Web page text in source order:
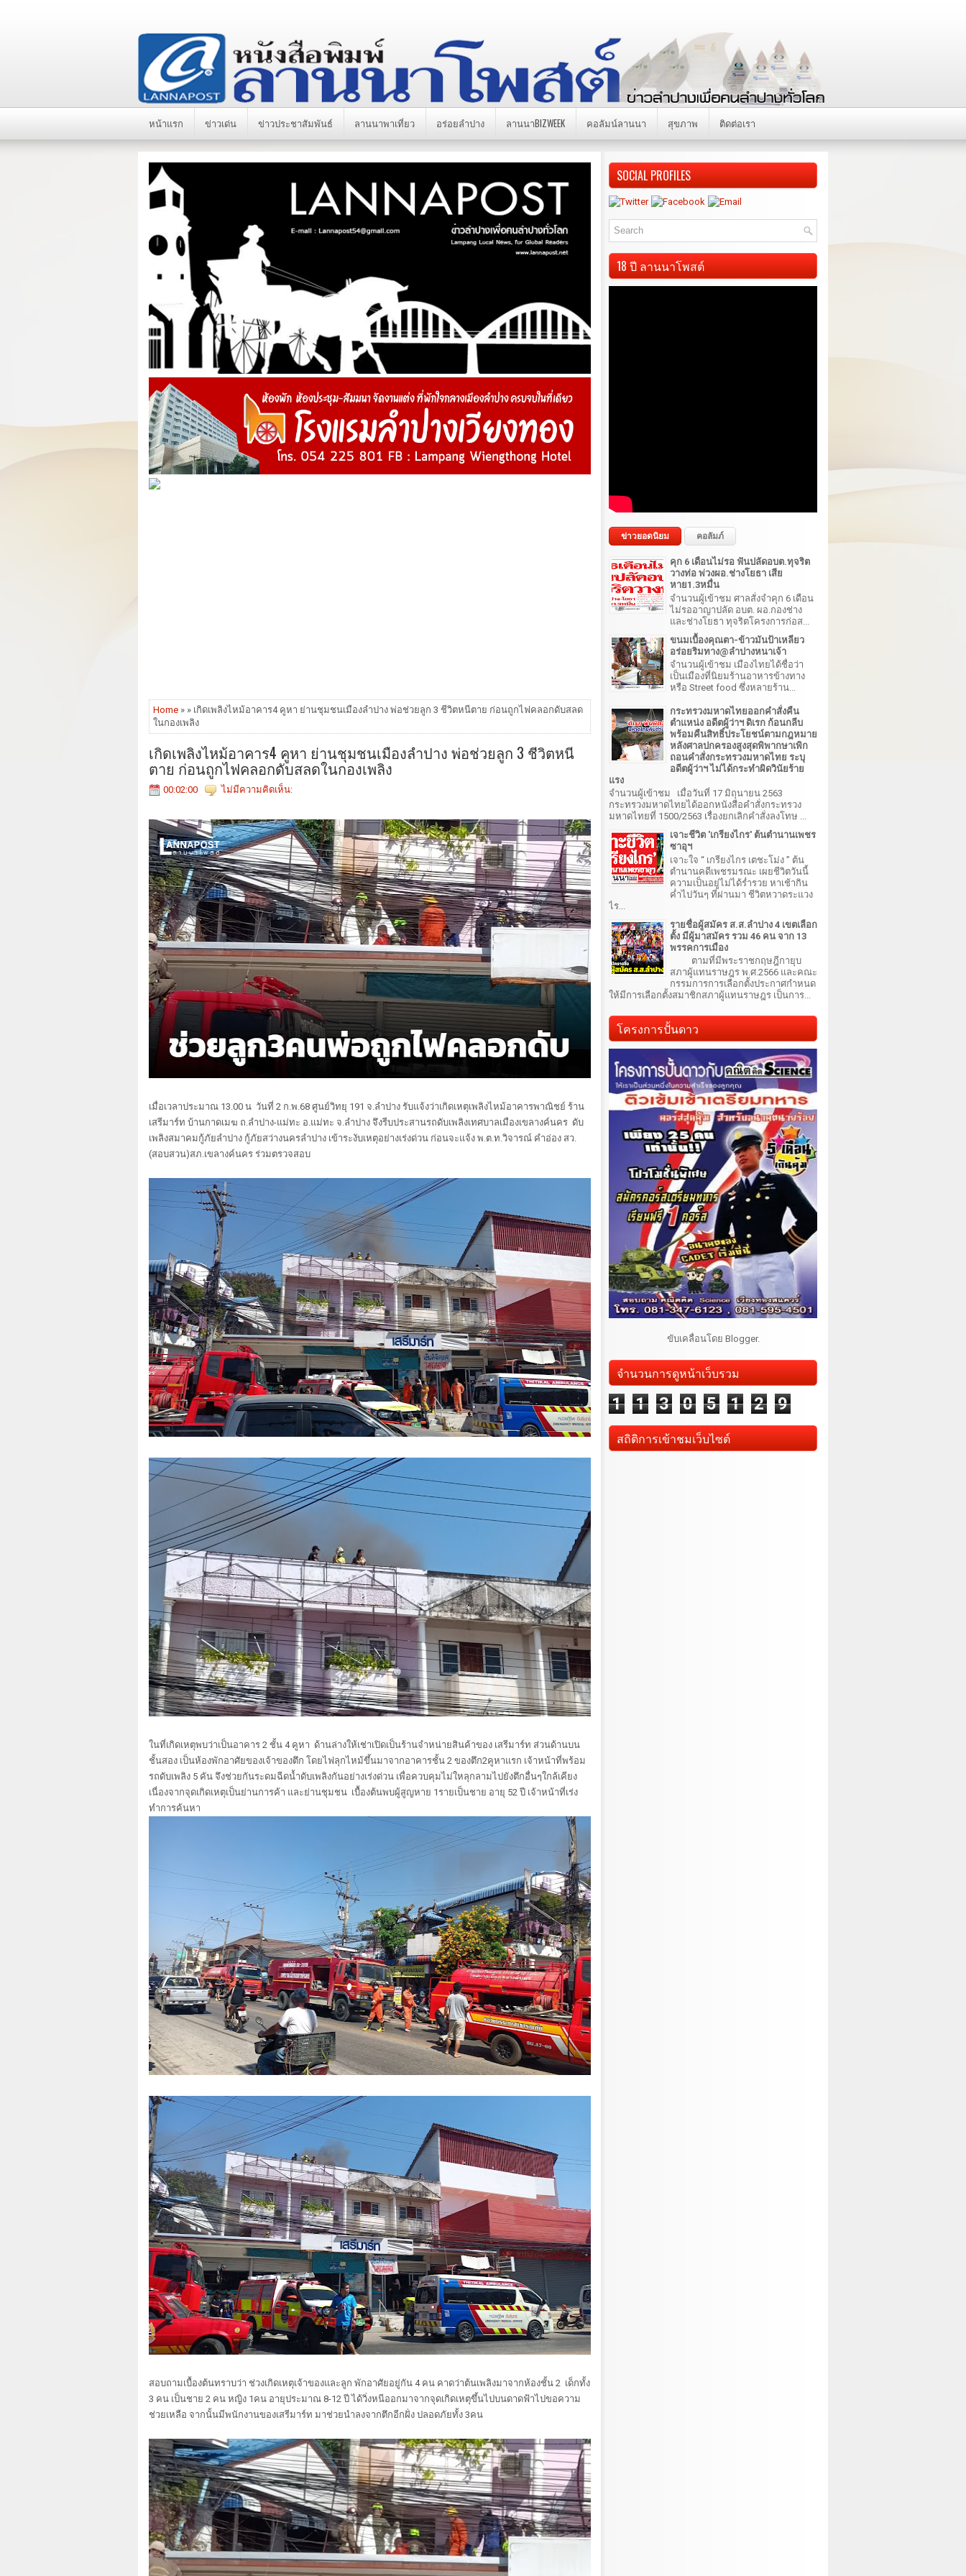
หน้าแรก ข่าวเด่น ข่าวประชาสัมพันธ์ ลานนาพาเที่ยว อร่อยลำปาง ลานนาBIZWEEK คอลัมน์ลานนา สุขภาพ ติดต่อเรา
Home » » เกิดเพลิงไหม้อาคาร4 คูหา ย่านชุมชนเมืองลำปาง พ่อช่วยลูก 3 ชีวิตหนีตาย ก่อนถูกไฟคลอกดับสลด
ในกองเพลิง
เกิดเพลิงไหม้อาคาร4 คูหา ย่านชุมชนเมืองลำปาง พ่อช่วยลูก 3 ชีวิตหนี
ตาย ก่อนถูกไฟคลอกดับสลดในกองเพลิง
00:02:00 ไม่มีความคิดเห็น:
เมื่อเวลาประมาณ 13.00 น วันที่ 2 ก.พ.68 ศูนย์วิทยุ 191 จ.ลำปาง รับแจ้งว่าเกิดเหตุเพลิงไหม้อาคารพาณิชย์ ร้าน
เสรีมาร์ท บ้านกาดเมฆ ถ.ลำปาง-แม่ทะ อ.แม่ทะ จ.ลำปาง จึงรีบประสานรถดับเพลิงเทศบาลเมืองเขลางค์นคร ดับ
เพลิงสมาคมกู้ภัยลำปาง กู้ภัยสว่างนครลำปาง เข้าระงับเหตุอย่างเร่งด่วน ก่อนจะแจ้ง พ.ต.ท.วิจารณ์ คำอ่อง สว.
(สอบสวน)สภ.เขลางค์นคร ร่วมตรวจสอบ
ในที่เกิดเหตุพบว่าเป็นอาคาร 2 ชั้น 4 คูหา ด้านล่างให้เช่าเปิดเป็นร้านจำหน่ายสินค้าของ เสรีมาร์ท ส่วนด้านบน
ชั้นสอง เป็นห้องพักอาศัยของเจ้าของตึก โดยไฟลุกไหม้ขึ้นมาจากอาคารชั้น 2 ของตึก2คูหาแรก เจ้าหน้าที่พร้อม
รถดับเพลิง 5 คัน จึงช่วยกันระดมฉีดน้ำดับเพลิงกันอย่างเร่งด่วน เพื่อควบคุมไม่ใหลุกลามไปยังตึกอื่นๆใกล้เคียง
เนื่องจากจุดเกิดเหตุเป็นย่านการค้า และย่านชุมชน เบื้องต้นพบผู้สูญหาย 1รายเป็นชาย อายุ 52 ปี เจ้าหน้าที่เร่ง
ทำการค้นหา
สอบถามเบื้องต้นทราบว่า ช่วงเกิดเหตุเจ้าของและลูก พักอาศัยอยู่กัน 4 คน คาดว่าต้นเพลิงมาจากห้องชั้น 2 เด็กทั้ง
3 คน เป็นชาย 2 คน หญิง 1คน อายุประมาณ 8-12 ปี ได้วิ่งหนีออกมาจากจุดเกิดเหตุขึ้นไปบนดาดฟ้าไปขอความ
ช่วยเหลือ จากนั้นมีพนักงานของเสรีมาร์ท มาช่วยนำลงจากตึกอีกฝั่ง ปลอดภัยทั้ง 3คน
SOCIAL PROFILES
18 ปี ลานนาโพสต์
ข่าวยอดนิยม คอลัมภ์
คุก 6 เดือนไม่รอ ฟันปลัดอบต.ทุจริต
วางท่อ พ่วงผอ.ช่างโยธา เสีย
หาย1.3หมื่น
จำนวนผู้เข้าชม ศาลสั่งจำคุก 6 เดือน
ไม่รออาญาปลัด อบต. ผอ.กองช่าง
และช่างโยธา ทุจริตโครงการก่อส...
ขนมเบื้องคุณตา-ข้าวมันป้าเหลียว
อร่อยริมทาง@ลำปางหนาเจ้า
จำนวนผู้เข้าชม เมืองไทยได้ชื่อว่า
เป็นเมืองที่นิยมร้านอาหารข้างทาง
หรือ Street food ซึ่งหลายร้าน...
กระทรวงมหาดไทยออกคำสั่งคืน
ตำแหน่ง อดีตผู้ว่าฯ ดิเรก ก้อนกลีบ
พร้อมคืนสิทธิ์ประโยชน์ตามกฎหมาย
หลังศาลปกครองสูงสุดพิพากษาเพิก
ถอนคำสั่งกระทรวงมหาดไทย ระบุ
อดีตผู้ว่าฯ ไม่ได้กระทำผิดวินัยร้าย
แรง
จำนวนผู้เข้าชม เมื่อวันที่ 17 มิถุนายน 2563
กระทรวงมหาดไทยได้ออกหนังสือคำสั่งกระทรวง
มหาดไทยที่ 1500/2563 เรื่องยกเลิกคำสั่งลงโทษ ...
เจาะชีวิต 'เกรียงไกร' ต้นตำนานเพชร
ซาอุฯ
เจาะใจ “ เกรียงไกร เตชะโม่ง ” ต้น
ตำนานคดีเพชรมรณะ เผยชีวิตวันนี้
ความเป็นอยู่ไม่ได้ร่ำรวย หาเช้ากิน
ค่ำไปวันๆ ที่ผ่านมา ชีวิตหวาดระแวง
ไร...
รายชื่อผู้สมัคร ส.ส.ลำปาง 4 เขตเลือก
ตั้ง มีผู้มาสมัคร รวม 46 คน จาก 13
พรรคการเมือง
ตามที่มีพระราชกฤษฎีกายุบ
สภาผู้แทนราษฎร พ.ศ.2566 และคณะ
กรรมการการเลือกตั้งประกาศกำหนด
ให้มีการเลือกตั้งสมาชิกสภาผู้แทนราษฎร เป็นการ...
โครงการปั้นดาว
ขับเคลื่อนโดย Blogger.
จำนวนการดูหน้าเว็บรวม
1 1 3 0 5 1 2 9
สถิติการเข้าชมเว็บไซต์